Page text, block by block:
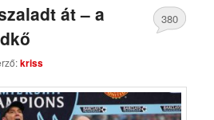
át – a
kriss
380